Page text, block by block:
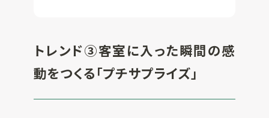
トレンド③客室に入った瞬間の感
動をつくる「プチサプライズ」